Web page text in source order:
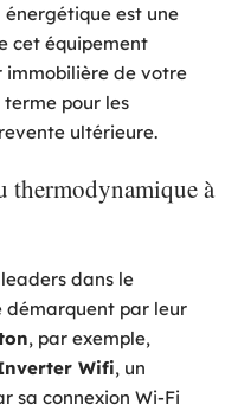
est une
cet équipement
de votre
pour les
ultérieure.
thermodynamique à
dans le
démarquent par leur
, par exemple,
Wifi, un
sa connexion Wi-Fi